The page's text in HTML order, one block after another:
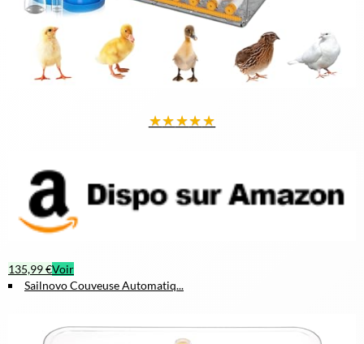
★★★★★
135,99 €Voir
Sailnovo Couveuse Automatiq...